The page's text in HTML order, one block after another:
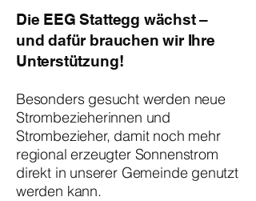
Die EEG Stattegg wächst –
und dafür brauchen wir Ihre
Unterstützung!
​Besonders gesucht werden neue
Strombezieherinnen und
Strombezieher, damit noch mehr
regional erzeugter Sonnenstrom
direkt in unserer Gemeinde genutzt
werden kann.